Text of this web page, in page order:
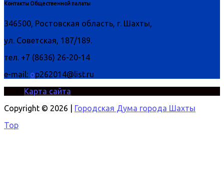
Контакты Общественной палаты
346500, Ростовская область, г. Шахты,
ул. Советская, 187/189.
тел. +7 (8636) 26-20-14
e-mail: op262014@list.ru
Карта сайта
Copyright © 2026 | Городская Дума города Шахты
Top